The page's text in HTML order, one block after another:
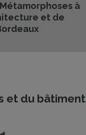
à
et de
et du bâtiment